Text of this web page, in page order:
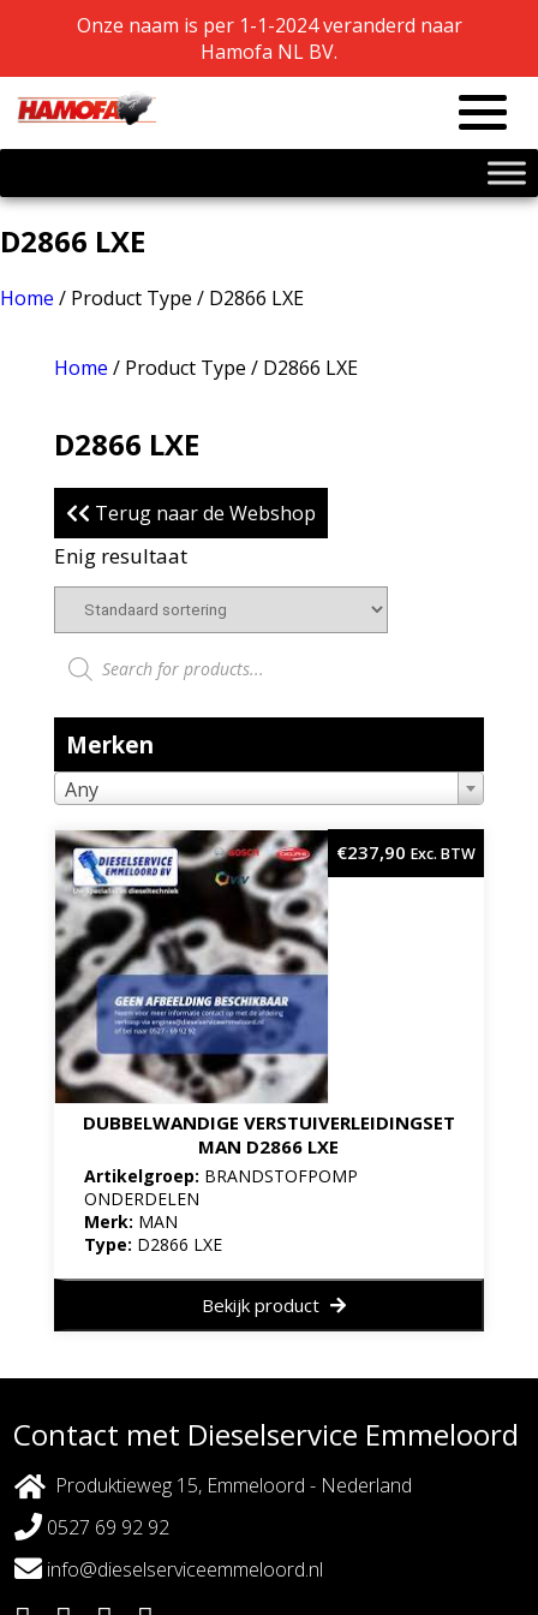
Onze naam is per 1-1-2024 veranderd naar
Hamofa NL BV.
Onze naam is per 1-1-2024 veranderd naar
Hamofa NL BV.
D2866 LXE
Home / Product Type / D2866 LXE
Home / Product Type / D2866 LXE
D2866 LXE
Terug naar de Webshop
Enig resultaat
Producten zoeken
Merken
Any
DUBBELWANDIGE VERSTUIVERLEIDINGSET
MAN D2866 LXE
Artikelgroep: BRANDSTOFPOMP
ONDERDELEN
Merk: MAN
Type: D2866 LXE
€237,90 Exc. BTW
Bekijk product
Contact met Dieselservice Emmeloord
Produktieweg 15, Emmeloord - Nederland
0527 69 92 92
info@dieselserviceemmeloord.nl